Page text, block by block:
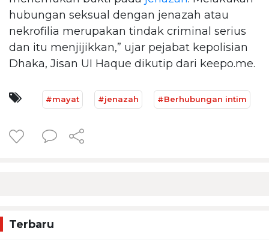
hubungan seksual dengan jenazah atau
nekrofilia merupakan tindak criminal serius
dan itu menjijikkan,” ujar pejabat kepolisian
Dhaka, Jisan UI Haque dikutip dari keepo.me.
#mayat #jenazah #Berhubungan intim
Terbaru